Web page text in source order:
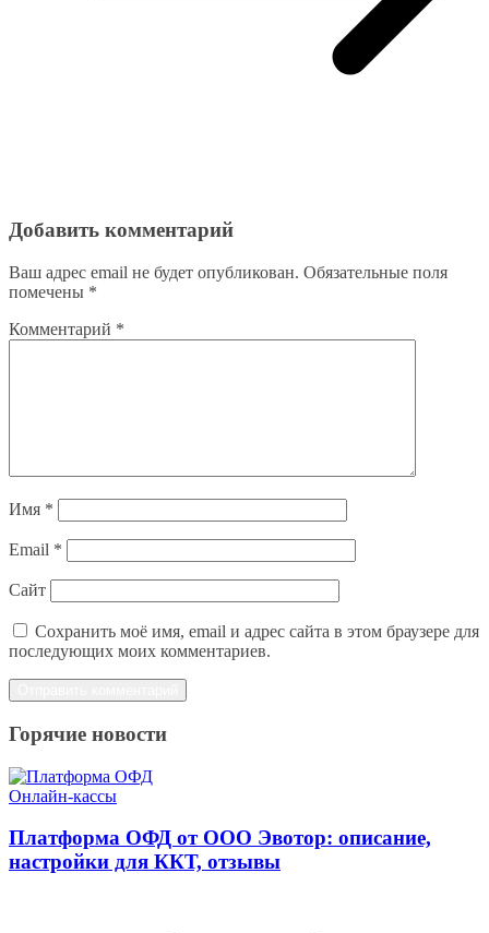
Добавить комментарий
Ваш адрес email не будет опубликован. Обязательные поля
помечены *
Комментарий *
Имя *
Email *
Сайт
Сохранить моё имя, email и адрес сайта в этом браузере для
последующих моих комментариев.
Горячие новости
Онлайн-кассы
Платформа ОФД от ООО Эвотор: описание,
настройки для ККТ, отзывы